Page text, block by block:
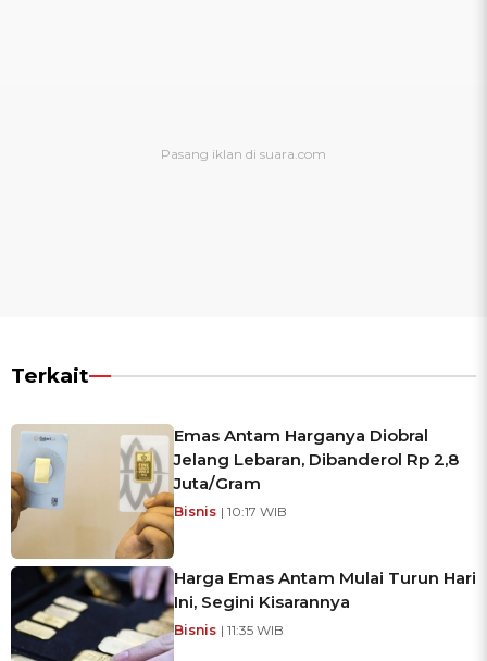
Terkait
Emas Antam Harganya Diobral
Jelang Lebaran, Dibanderol Rp 2,8
Juta/Gram
Bisnis | 10:17 WIB
Harga Emas Antam Mulai Turun Hari
Ini, Segini Kisarannya
Bisnis | 11:35 WIB